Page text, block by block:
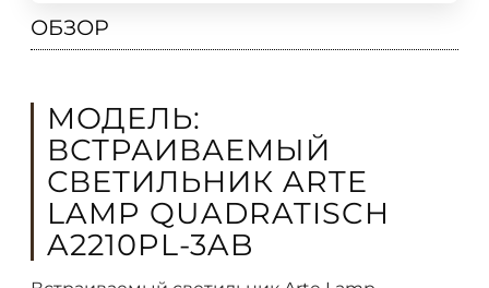
ОБЗОР
МОДЕЛЬ:
ВСТРАИВАЕМЫЙ
СВЕТИЛЬНИК ARTE
LAMP QUADRATISCH
A2210PL-3AB